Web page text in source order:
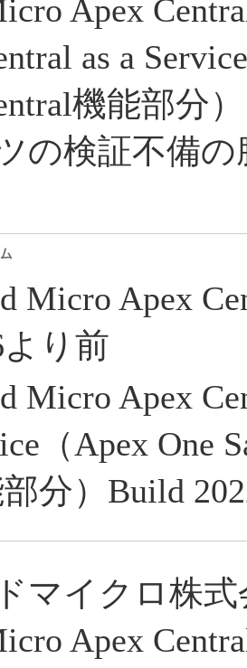
Apex
as a
機能部分
の検証不備
Micro Apex
より前
Micro Apex
（Apex One
分）Build
マイクロ株
Apex